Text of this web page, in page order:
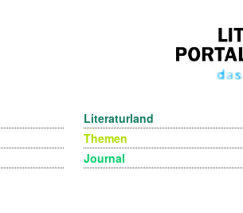
Literaturland
Themen
Journal